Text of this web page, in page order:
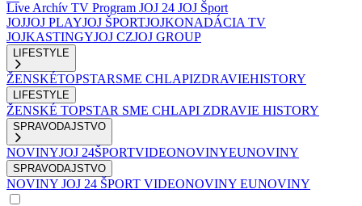
Live Archív TV Program JOJ 24 JOJ Šport
JOJJOJ PLAYJOJ ŠPORTJOJKONADÁCIA TV
JOJKASTINGYJOJ CZJOJ GROUP
LIFESTYLE
ŽENSKÉTOPSTARSME CHLAPIZDRAVIEHISTORY
LIFESTYLE
ŽENSKÉ TOPSTAR SME CHLAPI ZDRAVIE HISTORY
SPRAVODAJSTVO
NOVINYJOJ 24ŠPORTVIDEONOVINYEUNOVINY
SPRAVODAJSTVO
NOVINY JOJ 24 ŠPORT VIDEONOVINY EUNOVINY